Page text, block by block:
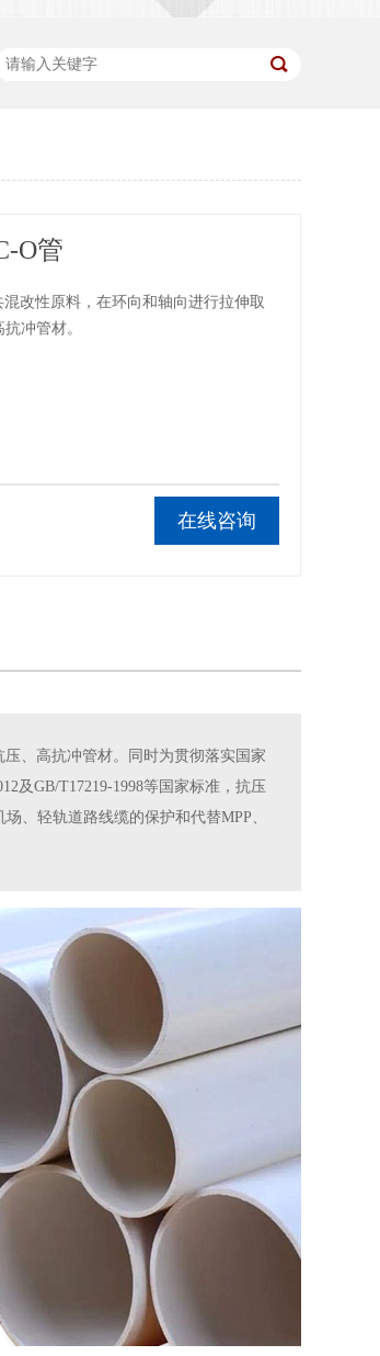
O管
改性原料，在环向和轴向进行拉伸取
冲管材。
在线咨询
、高抗冲管材。同时为贯彻落实国家
及GB/T17219-1998等国家标准，抗压
、轻轨道路线缆的保护和代替MPP、